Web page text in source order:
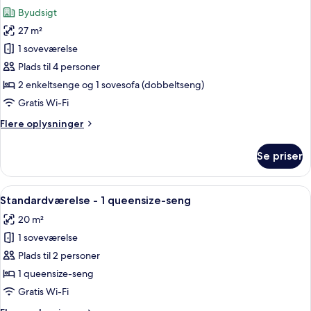
billeder
af
Familieværelse
(Four)
Byudsigt
27 m²
1 soveværelse
Plads til 4 personer
2 enkeltsenge og 1 sovesofa (dobbeltseng)
Gratis Wi-Fi
Flere oplysninger
Flere
(Four)
Se priser
Indlæs
alle
billeder
af
Standardværelse
-
1
Et hotelværelse med en stor seng,
6
Standardværelse - 1 queensize-seng
20 m²
1 soveværelse
Plads til 2 personer
1 queensize-seng
Gratis Wi-Fi